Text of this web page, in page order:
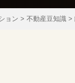
ョン > 不動産豆知識 >